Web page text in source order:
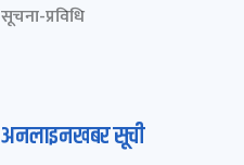
सूचना-प्रविधि
अनलाइनखबर सूची